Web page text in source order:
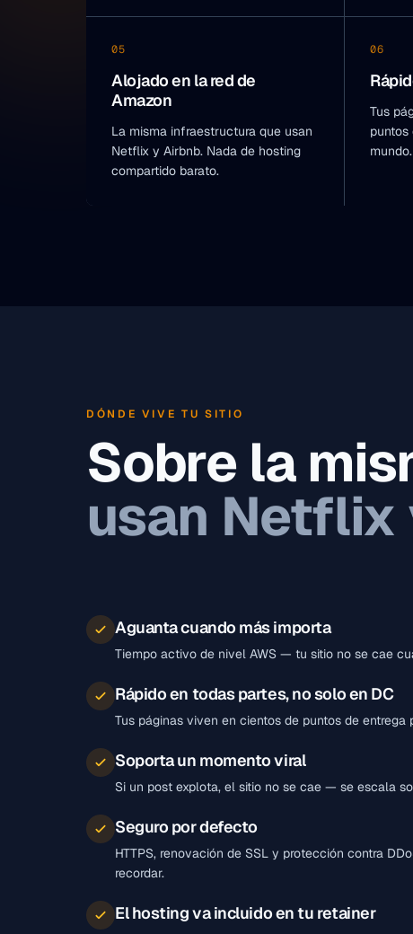
05
Alojado en la red de
Amazon
La misma infraestructura que usan
Netflix y Airbnb. Nada de hosting
compartido barato.
06
Tus
puntos
mundo.
DÓNDE VIVE TU SITIO
Sobre la
usan Netflix
Aguanta cuando más importa
Tiempo activo de nivel AWS — tu sitio no se cae
Rápido en todas partes, no solo en DC
Tus páginas viven en cientos de puntos de entrega
Soporta un momento viral
Si un post explota, el sitio no se cae — se escala
Seguro por defecto
HTTPS, renovación de SSL y protección contra
recordar.
El hosting va incluido en tu retainer